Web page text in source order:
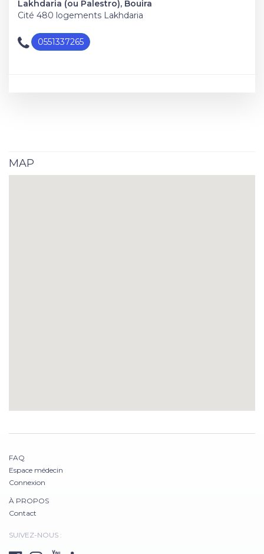
Lakhdaria (ou Palestro), Bouira
Cité 480 logements Lakhdaria
0551337265
MAP
FAQ
Espace médecin
Connexion
À PROPOS
Contact
SUIVEZ-NOUS :